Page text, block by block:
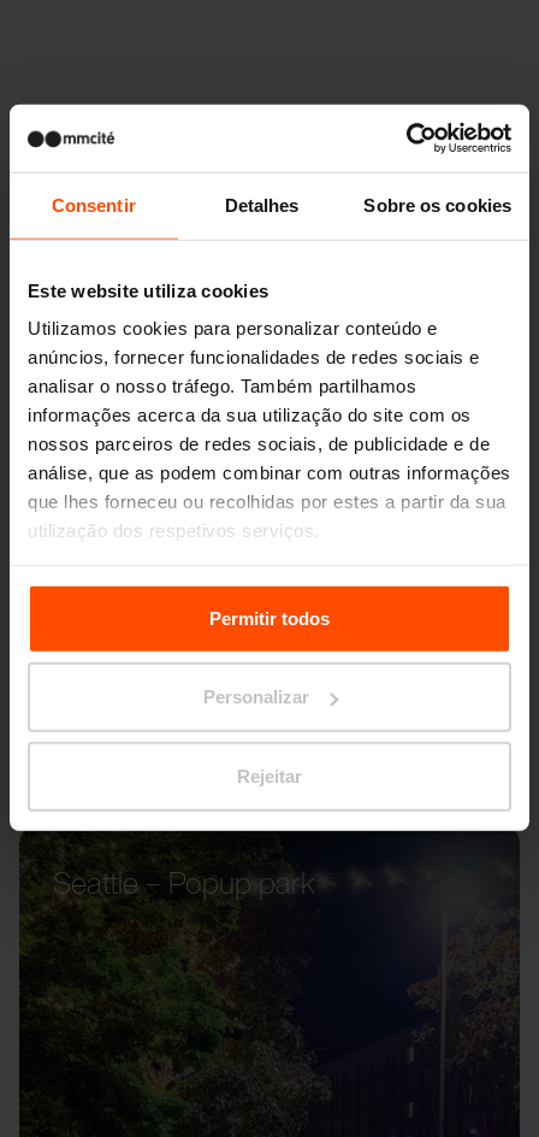
Consentir Detalhes Sobre os cookies
Este website utiliza cookies
Utilizamos cookies para personalizar conteúdo e
anúncios, fornecer funcionalidades de redes sociais e
analisar o nosso tráfego. Também partilhamos
informações acerca da sua utilização do site com os
nossos parceiros de redes sociais, de publicidade e de
análise, que as podem combinar com outras informações
que lhes forneceu ou recolhidas por estes a partir da sua
utilização dos respetivos serviços.
Para mais informações, por favor visitePrinciples
Relating to the Processing Personal Data.
Permitir todos
Personalizar
Rejeitar
Outros projetos
Wien – Donauterasse
Seattle – Popup park